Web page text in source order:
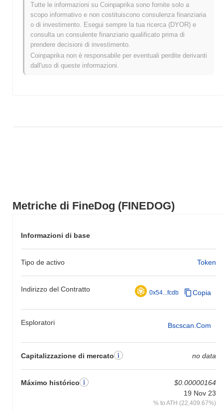
Metriche di FineDog (FINEDOG)
Informazioni di base
Tipo de activo Token
Indirizzo del Contratto 0x54...fcdb Copia
Esploratori Bscscan.com
Capitalizzazione di mercato no data
Máximo histórico
$0.00000164
19 Nov 23
% to ATH (22,409.67%)
ATH .
Come si sta comportando FineDog rispetto al
mercato crypto più ampio?
Negli ultimi 7 giorni, FineDog ha guadagnato 0.00%,
sottoperformando il mercato crypto complessivo che ha registrato
un guadagno del
Tutte le informazioni su Coinpaprika sono fornite solo a
scopo informativo e non costituiscono consulenza finanziaria
o di investimento. Esegui sempre la tua ricerca (DYOR) e
consulta un consulente finanziario qualificato prima di
prendere decisioni di investimento.
Coinpaprika non è responsabile per eventuali perdite derivanti
dall'uso di queste informazioni.